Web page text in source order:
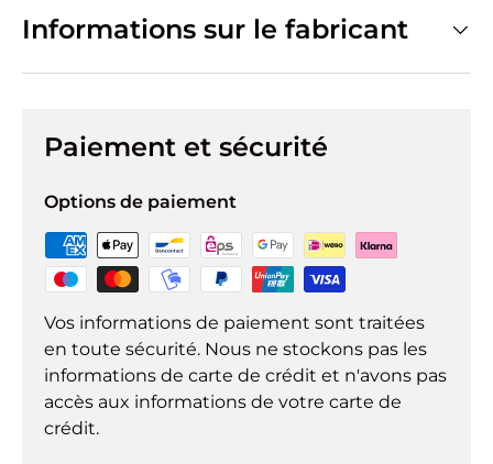
Informations sur le fabricant
Paiement et sécurité
Options de paiement
Vos informations de paiement sont traitées
en toute sécurité. Nous ne stockons pas les
informations de carte de crédit et n'avons pas
accès aux informations de votre carte de
crédit.